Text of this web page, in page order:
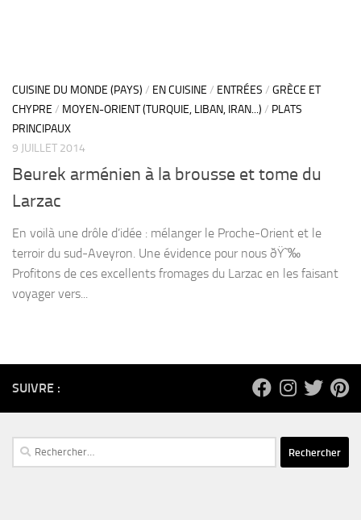
CUISINE DU MONDE (PAYS) / EN CUISINE / ENTRÉES / GRÈCE ET
CHYPRE / MOYEN-ORIENT (TURQUIE, LIBAN, IRAN...) / PLATS
PRINCIPAUX
9 JUILLET 2014
Beurek arménien à la brousse et tome du
Larzac
En voilà une drôle d’idée : mélanger le Proche-Orient et le
terroir du sud-Aveyron. Une évidence pour nous ðŸ˜‰
Profitons de ces excellents fromages du Larzac en les faisant
voyager vers...
SUIVRE :
Rechercher :